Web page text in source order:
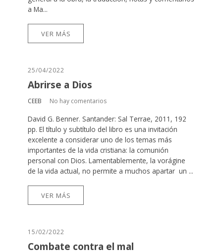
a Ma...
VER MÁS
25/04/2022
Abrirse a Dios
CEEB No hay comentarios
David G. Benner. Santander: Sal Terrae, 2011, 192
pp. El título y subtítulo del libro es una invitación
excelente a considerar uno de los temas más
importantes de la vida cristiana: la comunión
personal con Dios. Lamentablemente, la vorágine
de la vida actual, no permite a muchos apartar un ...
VER MÁS
15/02/2022
Combate contra el mal